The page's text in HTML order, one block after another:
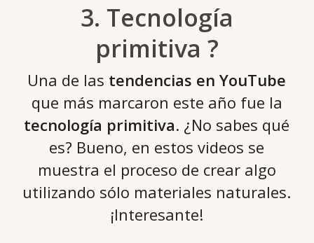
3. Tecnología
primitiva ?
Una de las tendencias en YouTube
que más marcaron este año fue la
tecnología primitiva. ¿No sabes qué
es? Bueno, en estos videos se
muestra el proceso de crear algo
utilizando sólo materiales naturales.
¡Interesante!